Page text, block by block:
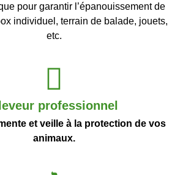
pour garantir l’épanouissement de
individuel, terrain de balade, jouets,
etc.
professionnel
et veille à la protection de vos
animaux.